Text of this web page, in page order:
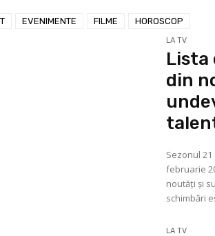
EVENIMENTE FILME HOROSCOP
LA TV
Lista
din
Sezonul
februarie
noutăți și
schimbări
LA TV